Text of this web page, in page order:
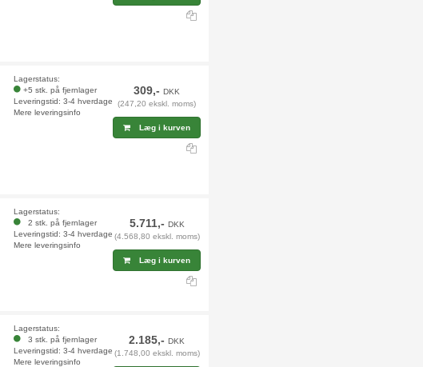
Lagerstatus:
+5 stk. på fjernlager
Leveringstid: 3-4 hverdage
Mere leveringsinfo
309,-DKK
(247,20 ekskl. moms)
Læg i kurven
Lagerstatus:
2 stk. på fjernlager
Leveringstid: 3-4 hverdage
Mere leveringsinfo
5.711,- DKK
(4.568,80 ekskl. moms)
Læg i kurven
Lagerstatus:
3 stk. på fjernlager
Leveringstid: 3-4 hverdage
Mere leveringsinfo
2.185,-DKK
(1.748,00 ekskl. moms)